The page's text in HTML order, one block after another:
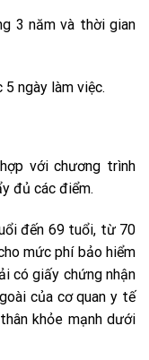
3 năm và thời gian
ngày làm việc.
với chương trình
đủ các điểm.
đến 69 tuổi, từ 70
mức phí bảo hiểm
có giấy chứng nhận
của cơ quan y tế
khỏe mạnh dưới